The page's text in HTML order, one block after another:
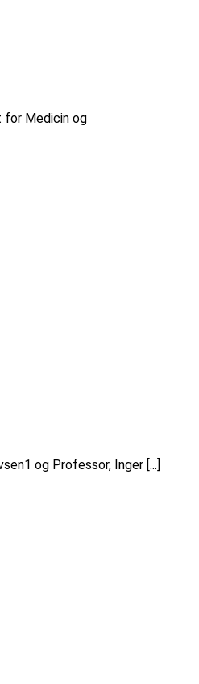
for Medicin og
og Professor, Inger [...]